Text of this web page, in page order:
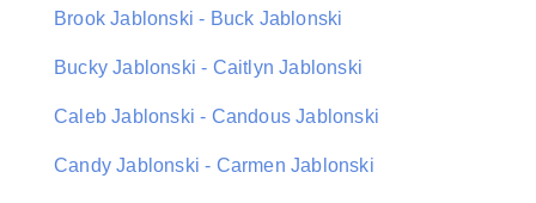
Brook Jablonski - Buck Jablonski
Bucky Jablonski - Caitlyn Jablonski
Caleb Jablonski - Candous Jablonski
Candy Jablonski - Carmen Jablonski